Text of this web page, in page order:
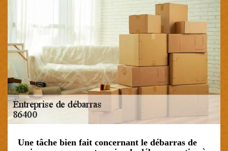
Une tâche bien fait concernant le débarras de